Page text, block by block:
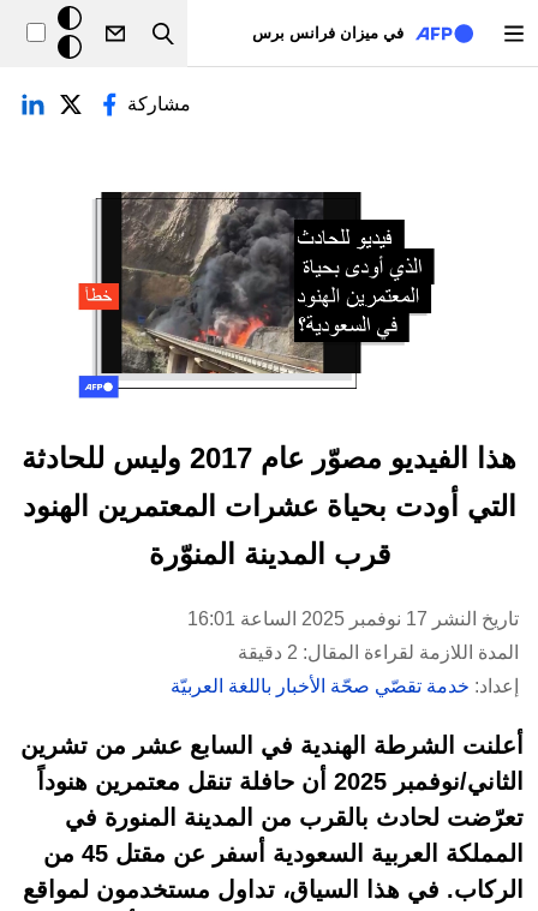
في ميزان فرانس برس
Search
خلفيّة
داكنة
التبويبات الأساسية
مشاركة
هذا الفيديو مصوّر عام 2017 وليس للحادثة
التي أودت بحياة عشرات المعتمرين الهنود
قرب المدينة المنوّرة
تاريخ النشر 17 نوفمبر 2025 الساعة 16:01
المدة اللازمة لقراءة المقال: 2 دقيقة
إعداد: خدمة تقصّي صحّة الأخبار باللغة العربيّة
أعلنت الشرطة الهندية في السابع عشر من تشرين
الثاني/نوفمبر 2025 أن حافلة تنقل معتمرين هنوداً
تعرّضت لحادث بالقرب من المدينة المنورة في
المملكة العربية السعودية أسفر عن مقتل 45 من
الركاب. في هذا السياق، تداول مستخدمون لمواقع